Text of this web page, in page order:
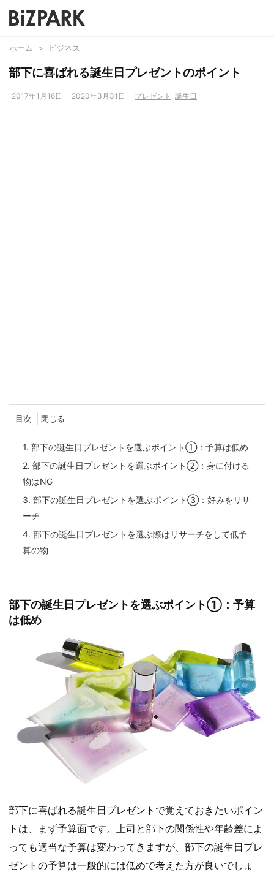
ホーム > ビジネス
部下に喜ばれる誕生日プレゼントのポイント
2017年1月16日 2020年3月31日 プレゼント , 誕生日
目次
1. 部下の誕生日プレゼントを選ぶポイント①：予算は低め
2. 部下の誕生日プレゼントを選ぶポイント②：身に付ける
物はNG
3. 部下の誕生日プレゼントを選ぶポイント③：好みをリサ
ーチ
4. 部下の誕生日プレゼントを選ぶ際はリサーチをして低予
算の物
部下の誕生日プレゼントを選ぶポイント①：予算
は低め
部下に喜ばれる誕生日プレゼントで覚えておきたいポイン
トは、まず予算面です。上司と部下の関係性や年齢差によ
っても適当な予算は変わってきますが、部下の誕生日プレ
ゼントの予算は一般的には低めで考えた方が良いでしょ